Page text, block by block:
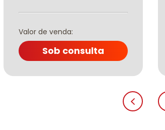
Valor de venda:
Sob consulta